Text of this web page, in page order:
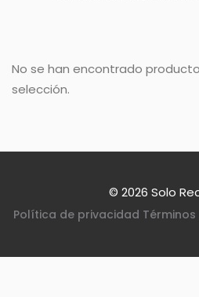
No se han encontrado
selección.
© 2026 Solo
Política de privacidad